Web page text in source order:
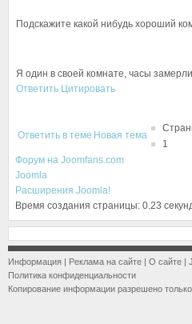
Подскажите какой нибудь хороший
Я один в своей комнате, часы
Ответить Цитировать
Ответить в теме Новая тема
1
Форум на Joomfans.com
Joomla
Расширения Joomla!
Время создания страницы: 0.23
Информация | Реклама на сайте | О сайте |
Политика конфиденциальности
Копирование информации разрешено